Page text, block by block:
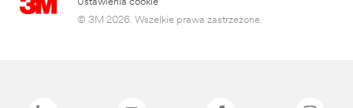
© 3M 2026. Wszelkie prawa zastrzeżone.